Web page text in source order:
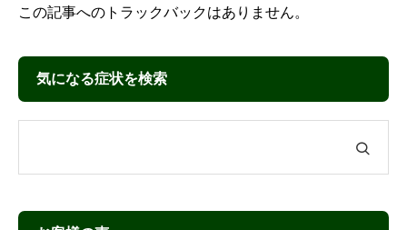
この記事へのトラックバックはありません。
気になる症状を検索